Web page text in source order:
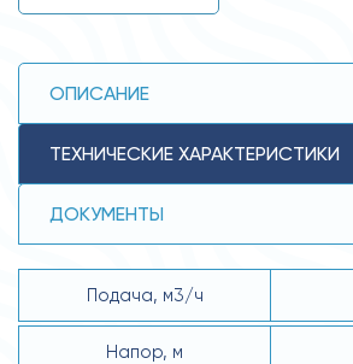
ОПИСАНИЕ
ТЕХНИЧЕСКИЕ ХАРАКТЕРИСТИКИ
ДОКУМЕНТЫ
Подача, м3/ч
Напор, м